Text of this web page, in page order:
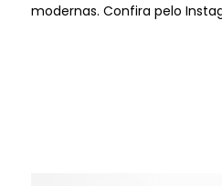
modernas. Confira pelo